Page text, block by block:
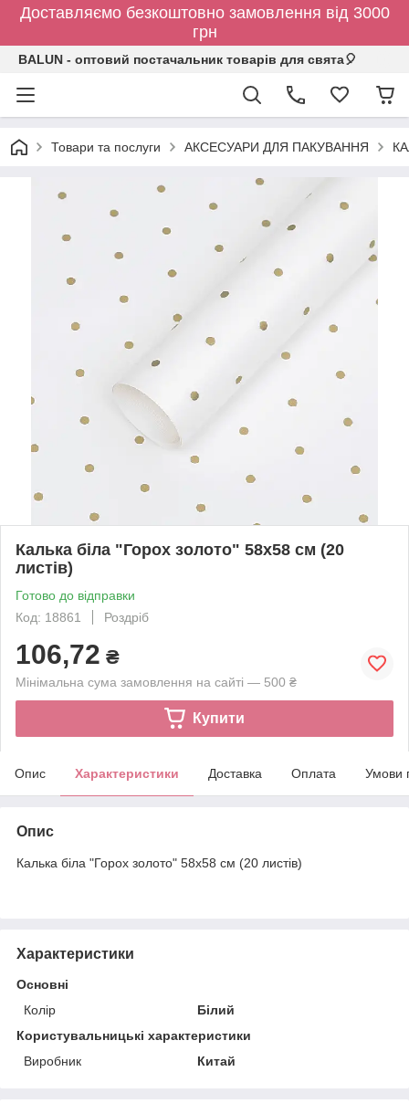
Доставляємо безкоштовно замовлення від 3000
грн
BALUN - оптовий постачальник товарів для свята🎈
Товари та послуги АКСЕСУАРИ ДЛЯ ПАКУВАННЯ
Калька біла "Горох золото" 58х58 см (20
листів)
Готово до відправки
Код: 18861
Роздріб
106,72 ₴
Мінімальна сума замовлення на сайті — 500 ₴
Купити
Опис Характеристики Доставка Оплата Умови
Опис
Калька біла "Горох золото" 58х58 см (20 листів)
Характеристики
Основні
Колір
Білий
Користувальницькі характеристики
Виробник
Китай